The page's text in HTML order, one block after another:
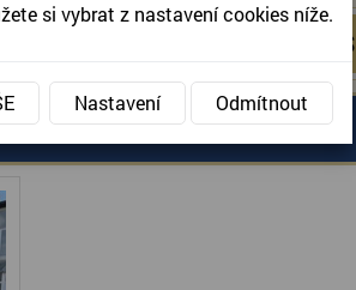
KONTAKTUJTE NÁS
KONTAKTUJTE NÁS
DOBROVOLNICTVÍ
si vybrat z nastavení cookies níže.
Nastavení Odmítnout